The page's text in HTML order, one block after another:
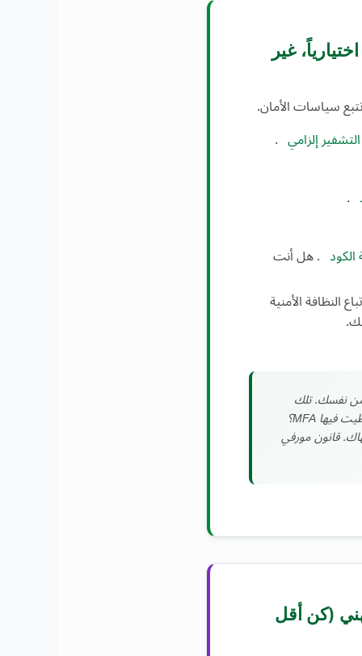
غير
سياسات الأمان.
التشفير إلزامي .
.
. هل أنت
النظافة الأمنية
نفسك. تلك
"المرة الواحدة" التي تخطيت فيها MFA؟
قانون مورفي
(كن أقل